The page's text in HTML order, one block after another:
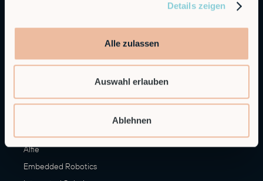
Details zeigen
Alle zulassen
Auswahl erlauben
Ablehnen
Solutions
Alfie
Embedded Robotics